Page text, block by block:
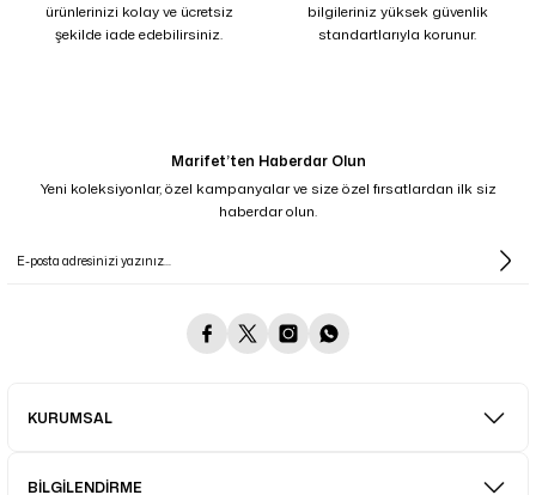
ürünlerinizi kolay ve ücretsiz
şekilde iade edebilirsiniz.
bilgileriniz yüksek güvenlik
standartlarıyla korunur.
Marifet’ten Haberdar Olun
Yeni koleksiyonlar, özel kampanyalar ve size özel fırsatlardan ilk siz
haberdar olun.
KURUMSAL
BİLGİLENDİRME